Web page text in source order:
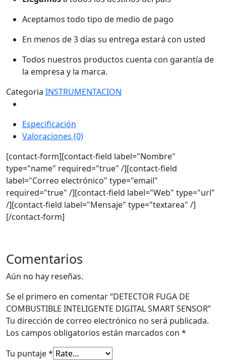
Aceptamos todo tipo de medio de pago
En menos de 3 días su entrega estará con usted
Todos nuestros productos cuenta con garantía de
la empresa y la marca.
Categoria INSTRUMENTACION
Especificación
Valoraciones (0)
[contact-form][contact-field label="Nombre"
type="name" required="true" /][contact-field
label="Correo electrónico" type="email"
required="true" /][contact-field label="Web" type="url"
/][contact-field label="Mensaje" type="textarea" /]
[/contact-form]
Comentarios
Aún no hay reseñas.
Se el primero en comentar “DETECTOR FUGA DE
COMBUSTIBLE INTELIGENTE DIGITAL SMART SENSOR”
Tu dirección de correo electrónico no será publicada.
Los campos obligatorios están marcados con *
Tu puntaje*